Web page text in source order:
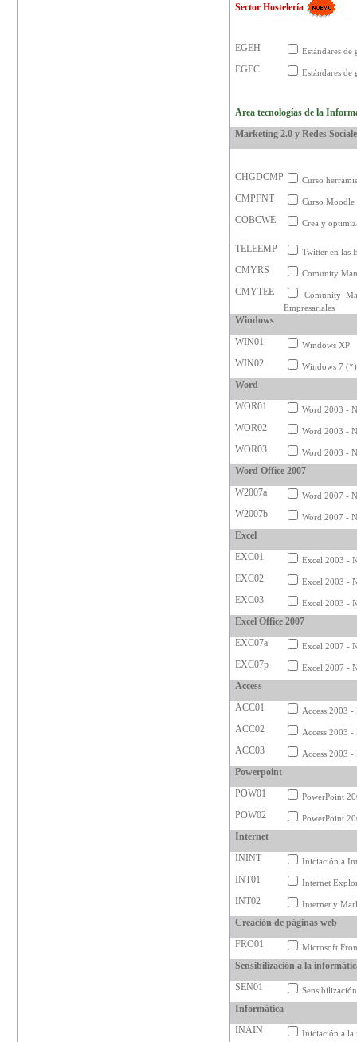
Sector Hostelería
EGEH Estándares de
EGEC Estándares de
Area tecnologías de la
Marketing 2.0 y Redes
CHGDCMP Curso
CMPFNT Curso Moodle
COBCWE Crea y
TELEEMP Twitter en las
CMYRS Comunity
CMYTEE
Comunity
Empresariales
Windows
WIN01
Windows XP
WIN02 Windows 7 (*)
Word
WOR01
Word 2003 -
WOR02 Word 2003 -
WOR03 Word 2003 -
Word Office 2007
W2007a
Word 2007 -
W2007b Word 2007 -
Excel
EXC01
Excel 2003 -
EXC02 Excel 2003 -
EXC03 Excel 2003 -
Excel Office 2007
EXC07a
Excel 2007 -
EXC07p Excel 2007 -
Access
ACC01
Access 2003
ACC02 Access 2003
ACC03 Access 2003
Powerpoint
POW01
PowerPoint
POW02 PowerPoint
Internet
ININT
Iniciación a
INT01 Internet
INT02 Internet y
Creación de páginas web
FRO01
Microsoft
Sensibilización a la
SEN01
Informática
INAIN
Iniciación a